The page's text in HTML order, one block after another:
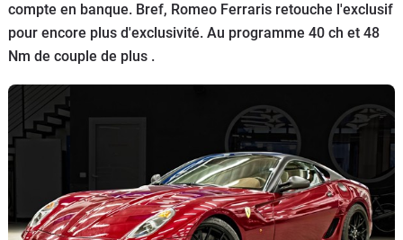
Services
Moto
compte en banque. Bref, Romeo Ferraris retouche l'exclusif
pour encore plus d'exclusivité. Au programme 40 ch et 48
Nm de couple de plus .